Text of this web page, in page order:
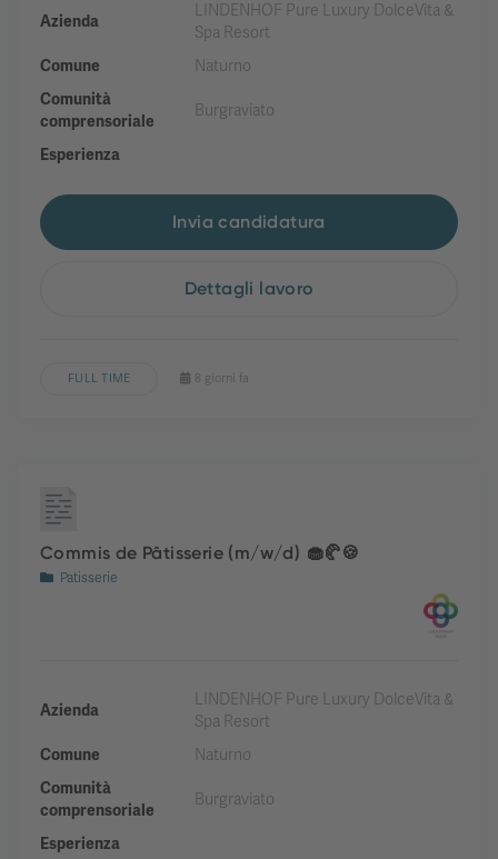
Azienda
LINDENHOF Pure Luxury DolceVita &
Spa Resort
Comune
Naturno
Comunità
comprensoriale
Burgraviato
Esperienza
Invia candidatura
Dettagli lavoro
FULL TIME 8 giorni fa
Commis de Pâtisserie (m/w/d) 🧁🥐🍪
Patisserie
Azienda
LINDENHOF Pure Luxury DolceVita &
Spa Resort
Comune
Naturno
Comunità
comprensoriale
Burgraviato
Esperienza